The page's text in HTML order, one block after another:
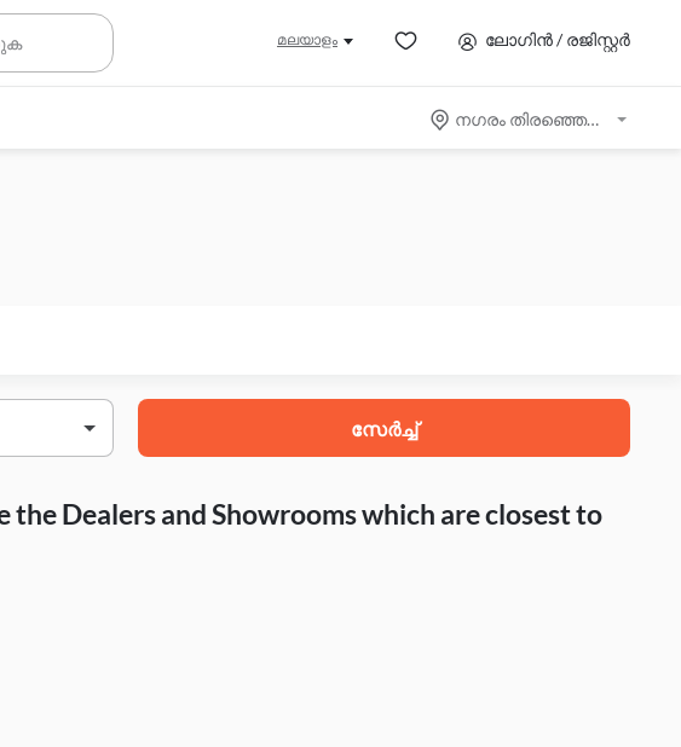
മലയാളം ലോഗിൻ / രജിസ്റ്റർ
നഗരം തിരഞ്ഞെടുക്കുക
സേർച്ച്
Dealers and Showrooms which are closest to